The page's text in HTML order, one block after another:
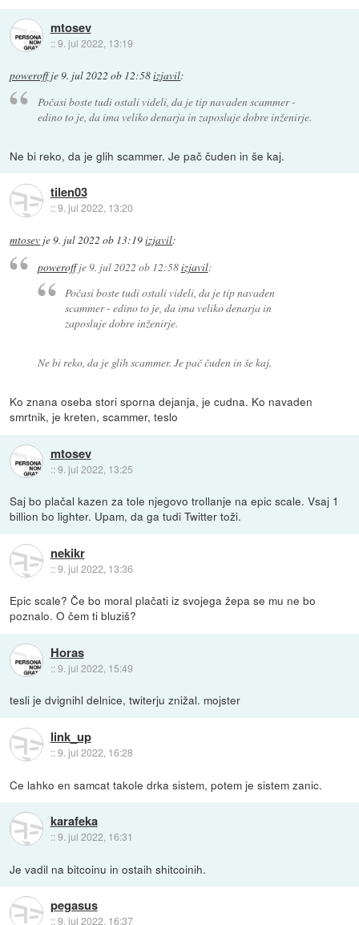
mtosev
::9. jul 2022, 13:19
poweroffje9. jul 2022 ob 12:58izjavil:
Počasi boste tudi ostali videli, da je tip navaden scammer -
edino to je, da ima veliko denarja in zaposluje dobre inženirje.
Ne bi reko, da je glih scammer. Je pač čuden in še kaj.
tilen03
::9. jul 2022, 13:20
mtosev je9. jul 2022 ob 13:19izjavil:
poweroffje 9. jul 2022 ob 12:58izjavil:
Počasi boste tudi ostali videli, da je tip navaden
scammer - edino to je, da ima veliko denarja in
zaposluje dobre inženirje.
Ne bi reko, da je glih scammer. Je pač čuden in še kaj.
Ko znana oseba stori sporna dejanja, je cudna. Ko navaden
smrtnik, je kreten, scammer, teslo
mtosev
::9. jul 2022, 13:25
Saj bo plačal kazen za tole njegovo trollanje na epic scale. Vsaj 1
billion bo lighter. Upam, da ga tudi Twitter toži.
nekikr
::9. jul 2022, 13:36
Epic scale? Če bo moral plačati iz svojega žepa se mu ne bo
poznalo. O čem ti bluziš?
Horas
::9. jul 2022, 15:49
tesli je dvignihl delnice, twiterju znižal. mojster
link_up
::9. jul 2022, 16:28
Ce lahko en samcat takole drka sistem, potem je sistem zanic.
karafeka
::9. jul 2022, 16:31
Je vadil na bitcoinu in ostaih shitcoinih.
pegasus
::9. jul 2022, 16:37